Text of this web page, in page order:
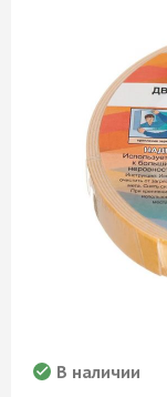
В наличии